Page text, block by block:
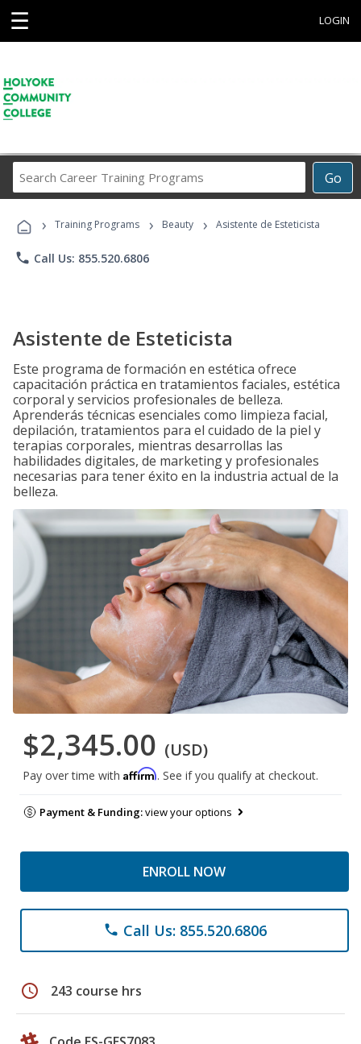
☰ LOGIN
Go
Career
Programs
› Training Programs › Beauty › Asistente de Esteticista
phone Call Us: 855.520.6806
Asistente de Esteticista
Este programa de formación en estética ofrece
capacitación práctica en tratamientos faciales, estética
corporal y servicios profesionales de belleza.
Aprenderás técnicas esenciales como limpieza facial,
depilación, tratamientos para el cuidado de la piel y
terapias corporales, mientras desarrollas las
habilidades digitales, de marketing y profesionales
necesarias para tener éxito en la industria actual de la
belleza.
$2,345.00 (USD)
Pay over time with Affirm. See if you qualify at checkout.
Payment & Funding:view your options
ENROLL NOW
phone Call Us: 855.520.6806
schedule 243 course hrs